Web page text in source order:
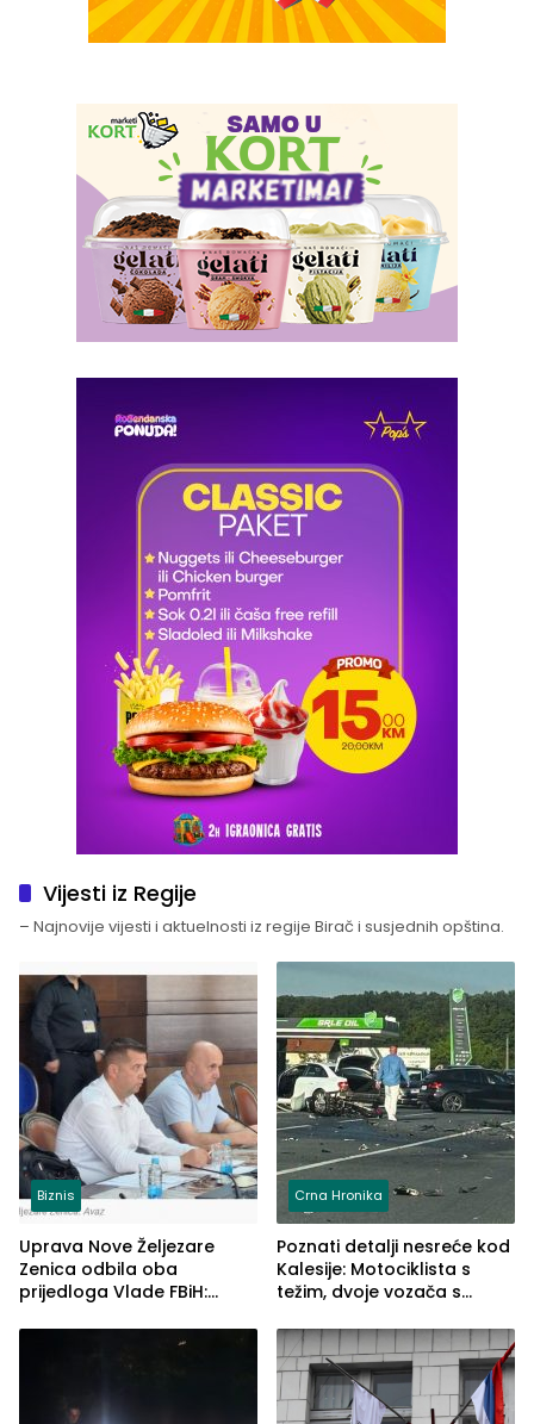
Vijesti iz Regije
– Najnovije vijesti i aktuelnosti iz regije Birač i susjednih opština.
Biznis
Uprava Nove Željezare
Zenica odbila oba
prijedloga Vlade FBiH:
rješenje
Crna Hronika
Poznati detalji nesreće kod
Kalesije: Motociklista s
težim, dvoje vozača s